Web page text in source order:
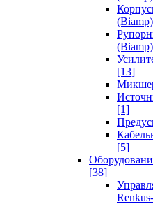
(Biamp)
(Biamp)
[13]
[1]
[5]
[38]